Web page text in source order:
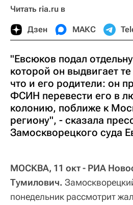
Читать ria.ru в
Дзен МАКС
"Евсюков подал
которой он выдвигает
что и его родители: он
ФСИН перевести его в
колонию, поближе к
региону", - сказала
Замоскворецкого суда
МОСКВА, 11 окт - РИА
Тумилович.
понедельник рассмотрит